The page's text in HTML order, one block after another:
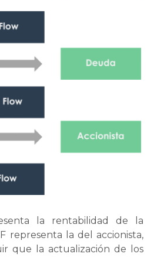
la rentabilidad de la
representa la del accionista,
que la actualización de los